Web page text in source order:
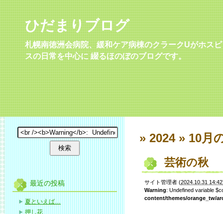
ひだまりブログ
札幌南徳洲会病院、緩和ケア病棟のクラークUがホスピ
スの日常を中心に 綴るほのぼのブログです。
» 2024 » 10月
芸術の秋
サイト管理者 (2024.10.31 14:42
Warning: Undefined variable
content/themes/orange_tw/
最近の投稿
夏といえば…
押し花